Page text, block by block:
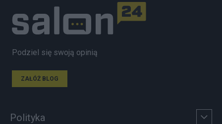
Podziel się swoją opinią
ZAŁÓŻ BLOG
Polityka